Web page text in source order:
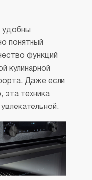
удобны
понятный
функций
кулинарной
Даже если
эта техника